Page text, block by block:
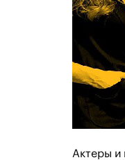
Актеры и